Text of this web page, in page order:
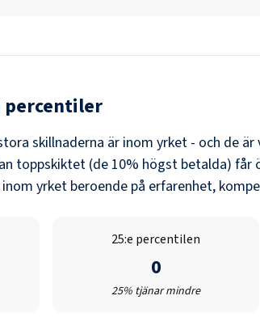
percentiler
skillnaderna är inom yrket - och de
toppskiktet (de 10% högst betalda) får
yrket beroende på erfarenhet,
25:e percentilen
0
25% tjänar mindre